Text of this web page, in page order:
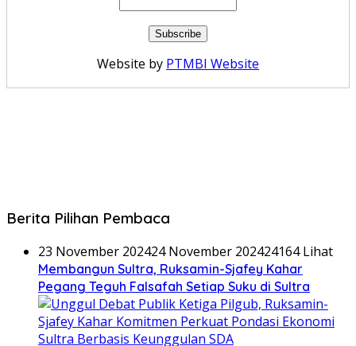
Website by PTMBI Website
Berita Pilihan Pembaca
23 November 202424 November 202424164 Lihat
Membangun Sultra, Ruksamin-Sjafey Kahar
Pegang Teguh Falsafah Setiap Suku di Sultra